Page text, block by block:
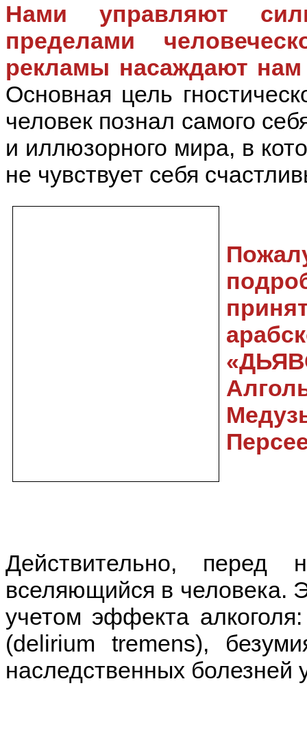
Нами управляют
пределами
рекламы насаждают
Основная цель
человек познал самого
и иллюзорного мира, в
не чувствует себя
Действительно,
вселяющийся в человека.
учетом эффекта
(delirium tremens),
наследственных болезней